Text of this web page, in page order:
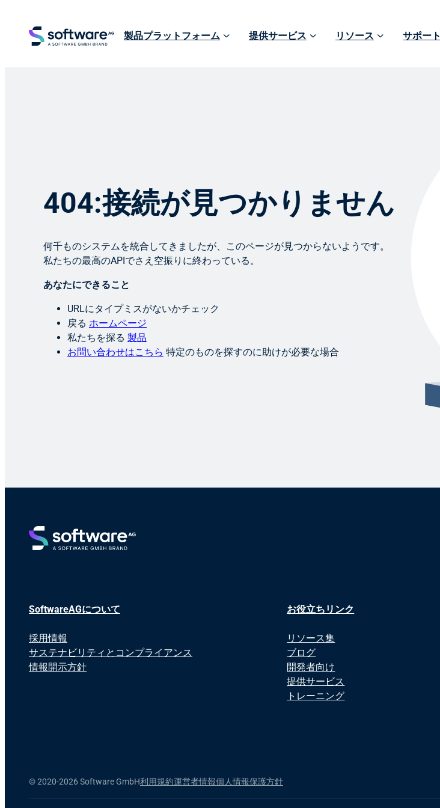
製品プラットフォーム 提供サービス リソース サポート
404:接続が見つかりません
何千ものシステムを統合してきましたが、このページが見つからないようです。
私たちの最高のAPIでさえ空振りに終わっている。
あなたにできること
URLにタイプミスがないかチェック
戻る ホームページ
私たちを探る 製品
お問い合わせはこちら 特定のものを探すのに助けが必要な場合
SoftwareAGについて
採用情報
サステナビリティとコンプライアンス
情報開示方針
お役立ちリンク
リソース集
ブログ
開発者向け
提供サービス
トレーニング
©2020-2026 Software GmbH利用規約運営者情報個人情報保護方針